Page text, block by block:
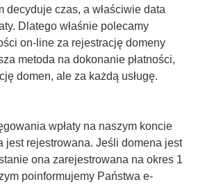
decyduje czas, a właściwie data
Dlatego właśnie polecamy
on-line za rejestrację domeny
metoda na dokonanie płatności,
domen, ale za każdą usługę.
wpłaty na naszym koncie
jest rejestrowana. Jeśli domena jest
ona zarejestrowana na okres 1
poinformujemy Państwa e-